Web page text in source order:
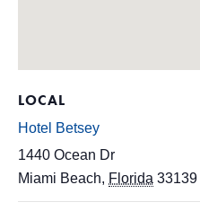
LOCAL
Hotel Betsey
1440 Ocean Dr
Miami Beach, Florida 33139